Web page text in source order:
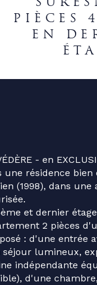
PIÈCES
EN
Valeurs
- en
une résidence
(1998), dans
et dernier
2 pièces
: d'une entrée
lumineux,
indépendante
d'une